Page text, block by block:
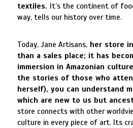
textiles. It’s the continent of
way, tells our history over time.
Today, Jane Artisans,her store in
than a sales place; it has
immersion in Amazonian
the stories of those who
herself), you can understand
which are new to us but
store connects with other
culture in every piece of art. Its